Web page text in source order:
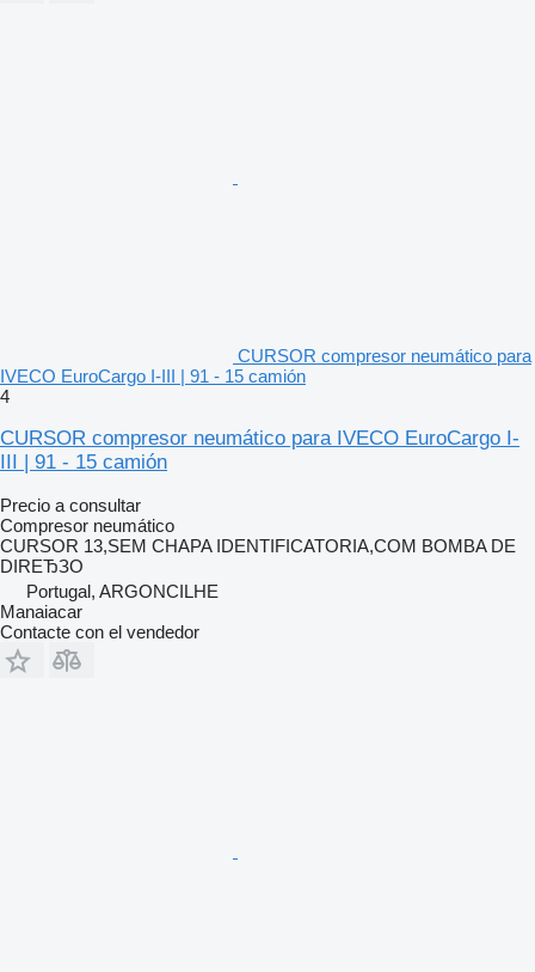
CURSOR compresor neumático para
IVECO EuroCargo I-III | 91 - 15 camión
4
CURSOR compresor neumático para IVECO EuroCargo I-
III | 91 - 15 camión
Precio a consultar
Compresor neumático
CURSOR 13,SEM CHAPA IDENTIFICATORIA,COM BOMBA DE
DIREЂЗO
Portugal, ARGONCILHE
Manaiacar
Contacte con el vendedor